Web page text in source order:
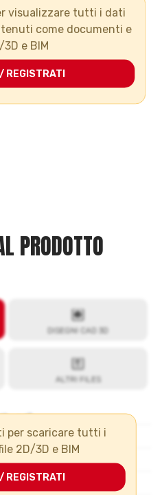
visualizzare tutti i dati
come documenti e
e BIM
REGISTRATI
PRODOTTO
per scaricare tutti i
2D/3D e BIM
REGISTRATI